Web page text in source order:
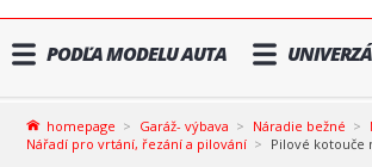
PODĽA MODELU AUTA
homepage Garáž- výbava Náradie bežné
Nářadí pro vrtání, řezání a pilování
Pilové kotouče